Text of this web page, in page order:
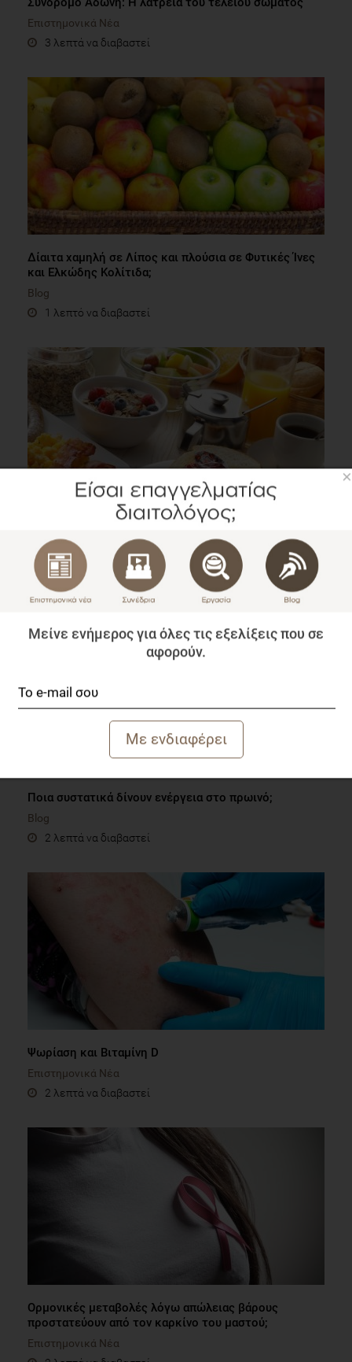
Επιστημονικά Νέα
3 λεπτά να διαβαστεί
Δίαιτα χαμηλή σε Λίπος και πλούσια σε Φυτικές Ίνες
και Ελκώδης Κολίτιδα;
Blog
1 λεπτό να διαβαστεί
Η Μερίδα του Πρωινού: Μικρή Αλλαγή – Μεγάλη
Επίδραση
Blog
1 λεπτό να διαβαστεί
Ποια συστατικά δίνουν ενέργεια στο πρωινό;
Blog
2 λεπτά να διαβαστεί
Ψωρίαση και Βιταμίνη D
Επιστημονικά Νέα
2 λεπτά να διαβαστεί
Ορμονικές μεταβολές λόγω απώλειας βάρους
προστατεύουν από τον καρκίνο του μαστού;
Επιστημονικά Νέα
×
Μείνε ενήμερος για όλες τις εξελίξεις που σε
αφορούν.